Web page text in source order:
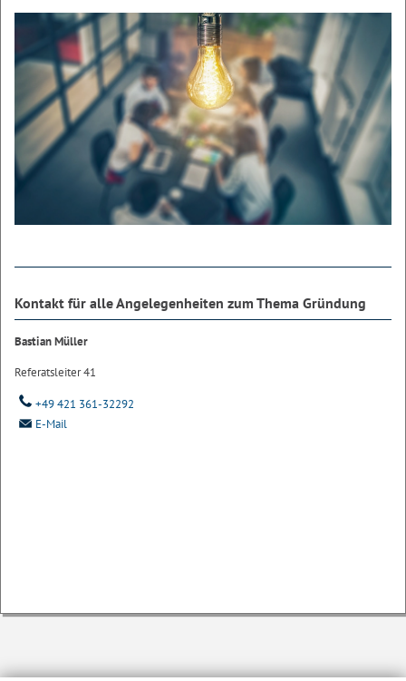
Kontakt für alle Angelegenheiten zum Thema Gründung
Bastian Müller
Referatsleiter 41
+49 421 361-32292
E-Mail